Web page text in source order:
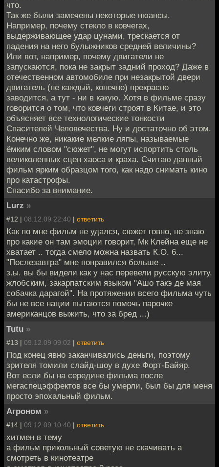
что.
Так же были замечены некоторые нюансы.
Например, почему стекло в ковчегах,
выдерживающее удар цунами, трескается от
падения на него булыжников средней величины?
Или вот, например, почему двигатели не
запускаются, пока не закрыт задний проход? Даже в
отечественном автомобиле при незакрытой двери
двигатель (не каждый, конечно) прекрасно
заводится, а тут - ни в какую. Хотя в фильме сразу
говорится о том, что ковчеги строят в Китае, и это
объясняет все технологические тонкости
Спасителей Человечества. Ну и достаточно об этом.
Конечно же, никакие мелкие ляпы, называемые
ёмким словом "сюжет", не могут испортить столь
великолепных сцен хаоса и краха. Считаю данный
фильм ярким образцом того, как надо снимать кино
про катастрофы.
Спасибо за внимание.
Lurz »
#12 | 08.12.09 22:40 | ответить
Как по мне фильм не удался, сюжет говно, не знаю
про какие он там эмоции говорит, Мк Клейна еще не
хватает .. тогда смело можна назвать К.О. 6...
"Послезавтра" мне понравился больше ..
з.ы. вы бы видели как у нас перевели русскую элиту,
жлобским, закарпатским языком "Ашо такэ де мая
собачка дарагой". На протяжении всего фильма чуть
бы не все нации пытаются помочь парочке
американцов выжить, что за бред ...)
Tutu »
#13 | 09.12.09 09:02 | ответить
Под конец явно заканчивались деньги, поэтому
зрителя томили слайд-шоу в духе Форт-Байяр.
Вот если бы на середине фильма после
мегаспецэффектов все бы умерли, был бы для меня
просто эпохальный фильм.
Агроном »
#14 | 09.12.09 10:40 | ответить
хитмен в тему
а фильм прикольный советую не скачивать а
смотреть в кинотеатре